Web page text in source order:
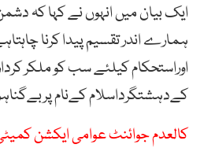
ایک بیان میں انہوں نے کہا کہ
ہمارے اندر تقسیم پیدا کرنا
اوراستحکام کیلئے سب کو ملکر کردار
کےدہشتگرداسلام کےنام
کالعدم جوائنٹ عوامی ایکشن